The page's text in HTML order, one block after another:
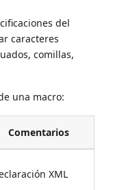
del
caracteres
comillas,
una macro:
Comentarios
XML